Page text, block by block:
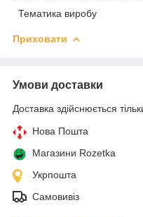
Тематика виробу
Приховати
Умови доставки
Доставка здійснюється
Нова Пошта
Магазини Rozetka
Укрпошта
Самовивіз